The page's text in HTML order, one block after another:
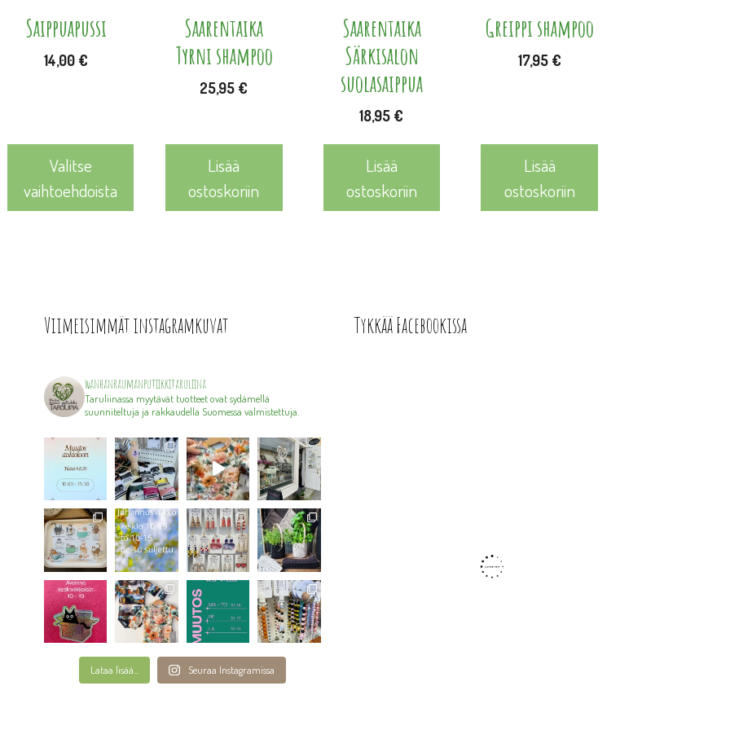
Saippuapussi
14,00 €
Valitse
vaihtoehdoista
Voit
valinnat
Saarentaika
Tyrni shampoo
25,95 €
Lisää
ostoskoriin
Saarentaika
Särkisalon
suolasaippua
18,95 €
Lisää
ostoskoriin
Greippi shampoo
17,95 €
Lisää
ostoskoriin
Viimeisimmät instagramkuvat
wanhanraumanputiikkitaruliina
Taruliinassa myytävät tuotteet ovat sydämellä
suunniteltuja ja rakkaudella Suomessa valmistettuja.
Lataa lisää... Seuraa Instagramissa
Tykkää Facebookissa